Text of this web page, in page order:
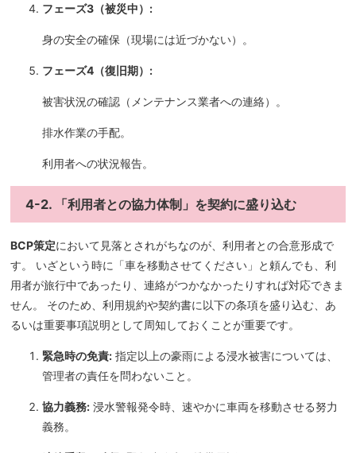
フェーズ3（被災中）:
身の安全の確保（現場には近づかない）。
フェーズ4（復旧期）:
被害状況の確認（メンテナンス業者への連絡）。
排水作業の手配。
利用者への状況報告。
4-2. 「利用者との協力体制」を契約に盛り込む
BCP策定において見落とされがちなのが、利用者との合意形成で
す。 いざという時に「車を移動させてください」と頼んでも、利
用者が旅行中であったり、連絡がつかなかったりすれば対応できま
せん。 そのため、利用規約や契約書に以下の条項を盛り込む、あ
るいは重要事項説明として周知しておくことが重要です。
緊急時の免責: 指定以上の豪雨による浸水被害については、
管理者の責任を問わないこと。
協力義務: 浸水警報発令時、速やかに車両を移動させる努力
義務。